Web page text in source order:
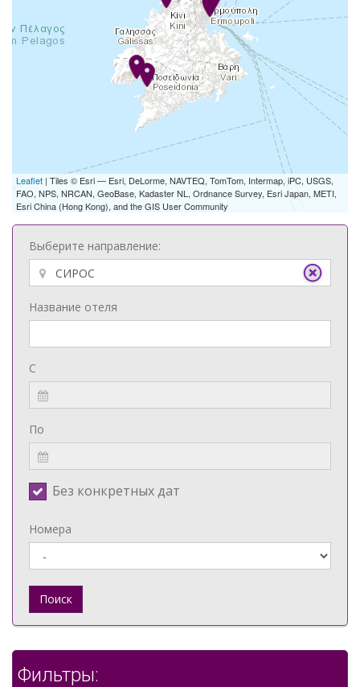
Leaflet | Tiles © Esri — Esri, DeLorme, NAVTEQ, TomTom, Intermap, iPC, USGS,
FAO, NPS, NRCAN, GeoBase, Kadaster NL, Ordnance Survey, Esri Japan, METI,
Esri China (Hong Kong), and the GIS User Community
Выберите направление:
Название отеля
С
По
Без конкретных дат
Номера
Поиск
Фильтры: